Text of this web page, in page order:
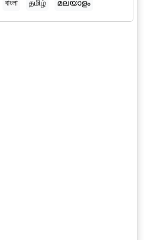
বাংলা தமிழ் മലയാളം